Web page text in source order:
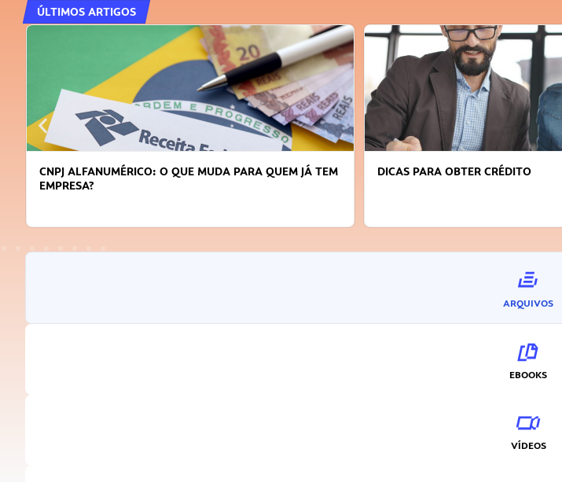
ÚLTIMOS ARTIGOS
CNPJ ALFANUMÉRICO: O QUE MUDA PARA QUEM JÁ TEM
EMPRESA?
DICAS PARA OBTER CRÉDITO
ARQUIVOS
EBOOKS
VÍDEOS